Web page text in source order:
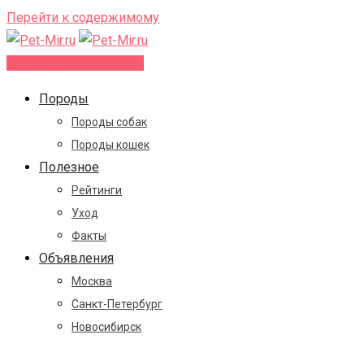
Перейти к содержимому
Породы
Породы собак
Породы кошек
Полезное
Рейтинги
Уход
Факты
Объявления
Москва
Санкт-Петербург
Новосибирск